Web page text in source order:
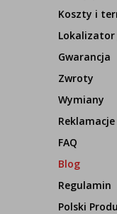
Koszty i
Lokalizator
Gwarancja
Zwroty
Wymiany
Reklamacje
FAQ
Blog
Regulamin
Polski